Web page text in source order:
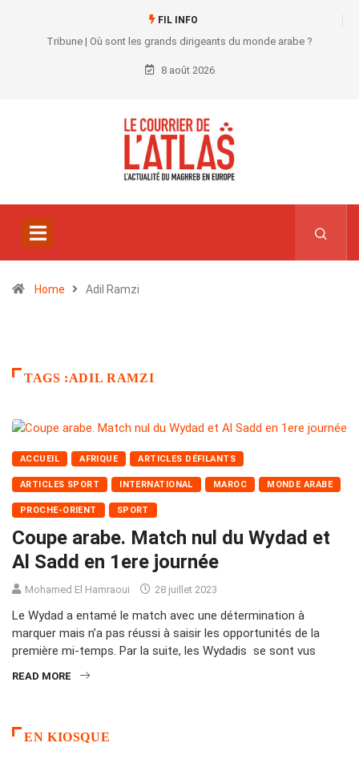
FIL INFO
Tribune | Où sont les grands dirigeants du monde arabe ?
8 août 2026
Home Adil Ramzi
TAGS :ADIL RAMZI
ACCUEIL AFRIQUE ARTICLES DÉFILANTS
ARTICLES SPORT INTERNATIONAL MAROC MONDE ARABE
PROCHE-ORIENT SPORT
Coupe arabe. Match nul du Wydad et
Al Sadd en 1ere journée
Mohamed El Hamraoui 28 juillet 2023
Le Wydad a entamé le match avec une détermination à
marquer mais n’a pas réussi à saisir les opportunités de la
première mi-temps. Par la suite, les Wydadis se sont vus
READ MORE
EN KIOSQUE